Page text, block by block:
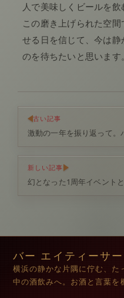
人で美味しくビールを飲
この磨き上げられた空
せる日を信じて、今は
のを待ちたいと思います。
古い記事
激動の一年を振り返って。
新しい記事
幻となった1周年イベント
バー エイティーサ
横浜の静かな片隅に佇む、た
中の酒飲みへ。お酒と言葉を